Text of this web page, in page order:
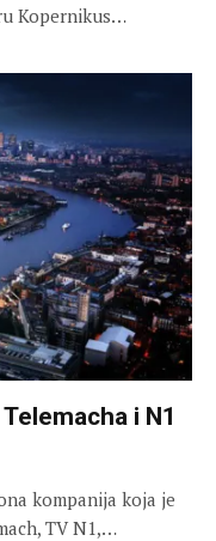
Kopernikus…
i N1
kompanija koja je
TV N1,…